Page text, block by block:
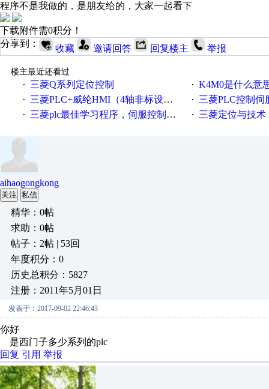
程序不是我做的，是朋友给的，大家一起看下
下载附件需0积分！
分享到：
收藏 邀请回答 回复楼主 举报
楼主最近还看过
·
三菱Q系列定位控制 · K4M0是什么意
· 三菱PLC+威纶HMI（4轴非标设备）（PLC程序、HMI画面、CAD电气原理图纸 · 三菱PLC控制伺
· 三菱plc最佳学习程序，伺服控制，各种报警，注释详细，看的懂，学得快！ · 三菱定位与技术
aihaogongkong
关注 私信
精华：0帖
求助：0帖
帖子：2帖 | 53回
年度积分：0
历史总积分：5827
注册：2011年5月01日
发表于：2017-09-02 22:46:43
你好
是西门子多少系列的plc
回复 引用 举报